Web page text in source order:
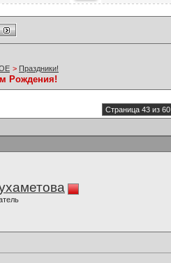
> Праздники!
Рождения!
Страница 43 из 60